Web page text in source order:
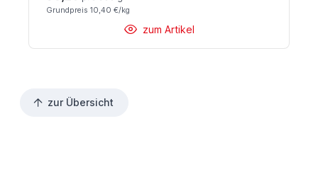
Grundpreis 10,40 €/kg
zum Artikel
zur Übersicht